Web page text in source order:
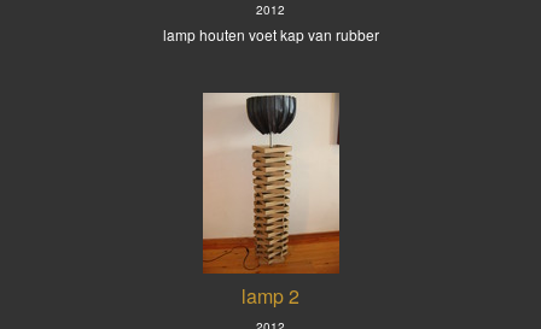
2012
lamp houten voet kap van rubber
lamp 2